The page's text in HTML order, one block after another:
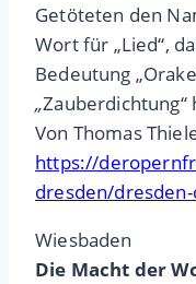
Getöteten den
Wort für „Lied“,
Bedeutung
„Zauberdichtung“
Von Thomas
https://
dresden/
Wiesbaden
Die Macht der